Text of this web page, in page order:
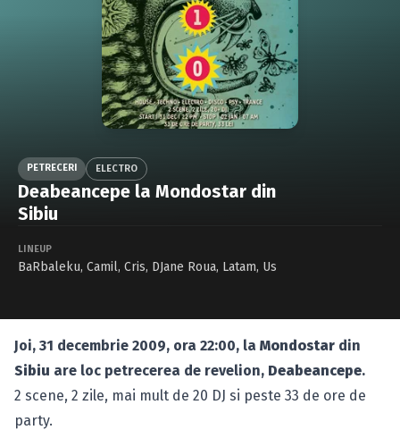
Caută în site...
PETRECERI ELECTRO
Deabeancepe la Mondostar din
Sibiu
LINEUP
BaRbaleku, Camil, Cris, DJane Roua, Latam, Us
Joi, 31 decembrie 2009, ora 22:00, la Mondostar din
Sibiu are loc petrecerea de revelion, Deabeancepe.
2 scene, 2 zile, mai mult de 20 DJ si peste 33 de ore de
party.